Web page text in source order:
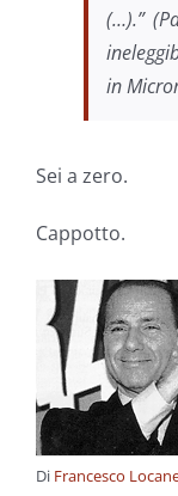
(…).”
in
Sei a zero.
Cappotto.
Di Francesco